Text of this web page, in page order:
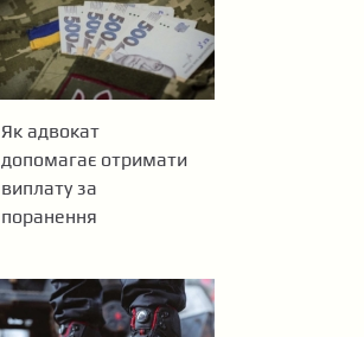
Як адвокат
допомагає отримати
виплату за
поранення